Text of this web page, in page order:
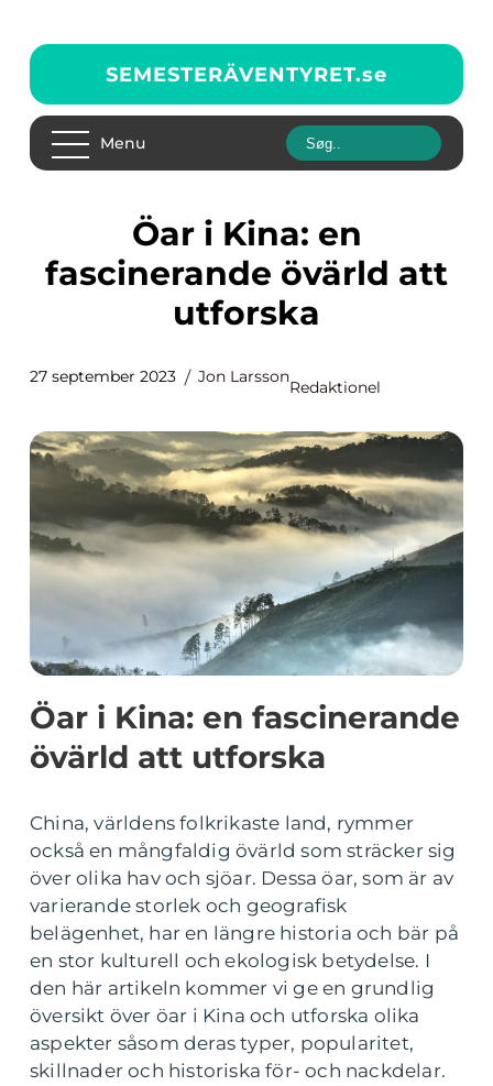
SEMESTERÄVENTYRET.se
Menu
Öar i Kina: en
fascinerande övärld att
utforska
27 september 2023 Jon Larsson
Redaktionel
Öar i Kina: en fascinerande
övärld att utforska
China, världens folkrikaste land, rymmer
också en mångfaldig övärld som sträcker sig
över olika hav och sjöar. Dessa öar, som är av
varierande storlek och geografisk
belägenhet, har en längre historia och bär på
en stor kulturell och ekologisk betydelse. I
den här artikeln kommer vi ge en grundlig
översikt över öar i Kina och utforska olika
aspekter såsom deras typer, popularitet,
skillnader och historiska för- och nackdelar.